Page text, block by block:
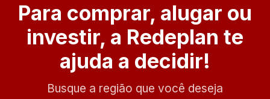
Para comprar, alugar ou
investir, a Redeplan te
ajuda a decidir!
Busque a região que você deseja